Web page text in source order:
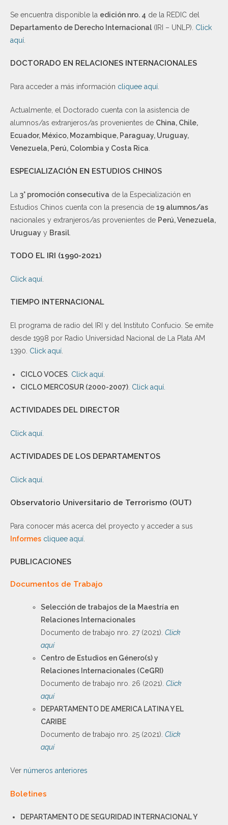
Se encuentra disponible la edición nro. 4 de la REDIC del
Departamento de Derecho Internacional (IRI – UNLP). Click
aquí
DOCTORADO EN RELACIONES INTERNACIONALES
Para acceder a más información cliquee aquí
Actualmente, el Doctorado cuenta con la asistencia de
alumnos/as extranjeros/as provenientes de China, Chile,
Ecuador, México, Mozambique, Paraguay, Uruguay,
Venezuela, Perú, Colombia y Costa Rica
ESPECIALIZACIÓN EN ESTUDIOS CHINOS
La 3° promoción consecutiva de la Especialización en
Estudios Chinos cuenta con la presencia de 19 alumnos/as
nacionales y extranjeros/as provenientes de Perú, Venezuela,
Uruguay y Brasil
TODO EL IRI (1990-2021)
Click aquí
TIEMPO INTERNACIONAL
El programa de radio del IRI y del Instituto Confucio. Se emite
desde 1998 por Radio Universidad Nacional de La Plata AM
1390. Click aquí
CICLO VOCES Click aquí
CICLO MERCOSUR (2000-2007) Click aquí.
ACTIVIDADES DEL DIRECTOR
Click aquí.
ACTIVIDADES DE LOS DEPARTAMENTOS
Click aquí.
Observatorio Universitario de Terrorismo (OUT)
Para conocer más acerca del proyecto y acceder a sus
Informes cliquee aquí
PUBLICACIONES
Documentos de Trabajo
Selección de trabajos de la Maestría en
Relaciones Internacionales
Documento de trabajo nro. 27 (2021). Click
aquí
Centro de Estudios en Género(s) y
Relaciones Internacionales (CeGRI)
Documento de trabajo nro. 26 (2021). Click
aquí
DEPARTAMENTO DE AMERICA LATINA Y EL
CARIBE
Documento de trabajo nro. 25 (2021). Click
aquí
Ver números anteriores
Boletines
DEPARTAMENTO DE SEGURIDAD INTERNACIONAL Y